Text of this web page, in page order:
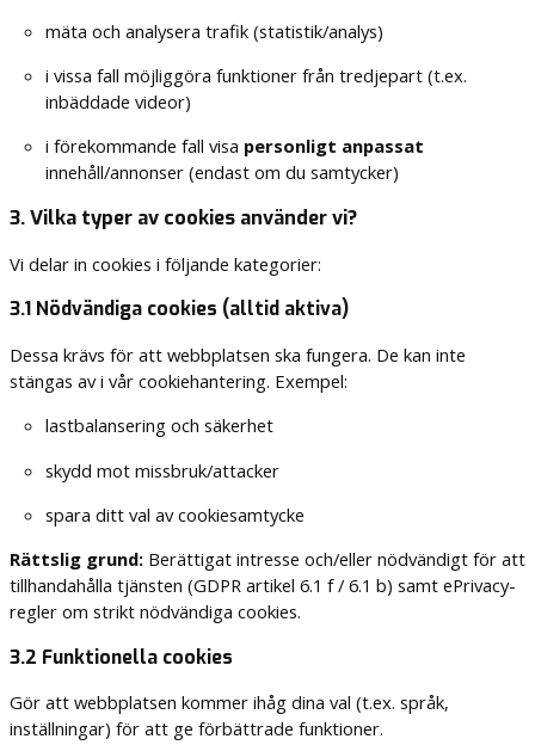
mäta och analysera trafik (statistik/analys)
i vissa fall möjliggöra funktioner från tredjepart (t.ex.
inbäddade videor)
i förekommande fall visa personligt anpassat
innehåll/annonser (endast om du samtycker)
3. Vilka typer av cookies använder vi?
Vi delar in cookies i följande kategorier:
3.1 Nödvändiga cookies (alltid aktiva)
Dessa krävs för att webbplatsen ska fungera. De kan inte
stängas av i vår cookiehantering. Exempel:
lastbalansering och säkerhet
skydd mot missbruk/attacker
spara ditt val av cookiesamtycke
Rättslig grund:Berättigat intresse och/eller nödvändigt för att
tillhandahålla tjänsten (GDPR artikel 6.1 f / 6.1 b) samt ePrivacy-
regler om strikt nödvändiga cookies.
3.2 Funktionella cookies
Gör att webbplatsen kommer ihåg dina val (t.ex. språk,
inställningar) för att ge förbättrade funktioner.